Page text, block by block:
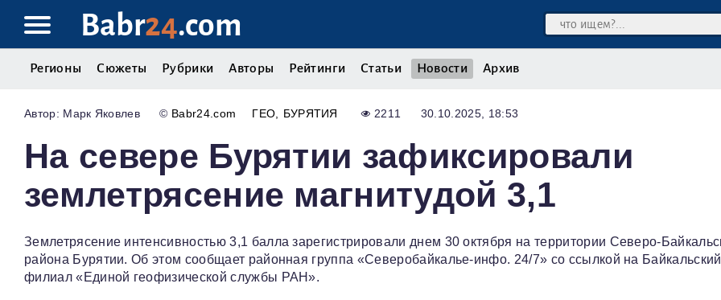
Babr24.com
Регионы Сюжеты Рубрики Авторы Рейтинги Статьи Новости Архив
Марк Яковлев © Babr24.com ГЕО БУРЯТИЯ 2211 30.10.2025, 18:53
На севере Бурятии зафиксировали
землетрясение магнитудой 3,1
Землетрясение интенсивностью 3,1 балла зарегистрировали днем 30 октября на территории Северо-
района Бурятии. Об этом сообщает районная группа «Северобайкалье-инфо. 24/7» со ссылкой на Байкальский
филиал «Единой геофизической службы РАН».